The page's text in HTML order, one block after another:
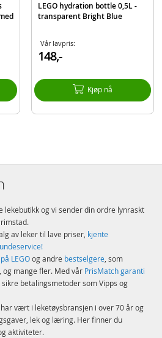
LEGO hydration bottle 0,5L -
transparent Bright Blue
Vår lavpris:
148,-
Kjøp nå
lekebutikk og vi sender din ordre lynraskt
av leker til lave priser, kjente
LEGOog andre bestselgere, som
, og mange fler. Med vår PrisMatch garanti
betalingsmetoder som Vipps og
vært i leketøysbransjen i over 70 år og
lek og læring. Her finner du
aktiviteter.